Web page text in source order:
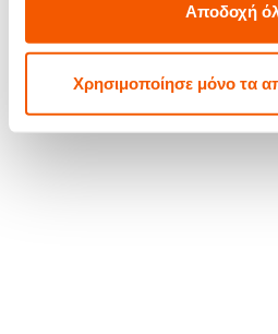
Αποδοχή
Χρησιμοποίησε μόνο τα